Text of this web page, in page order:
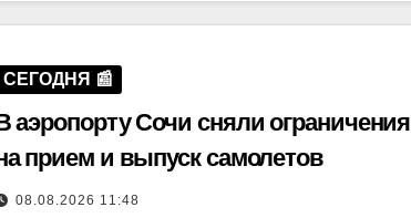
СЕГОДНЯ 📰
аэропорту Сочи сняли ограничения
прием и выпуск самолетов
08.08.2026 11:48